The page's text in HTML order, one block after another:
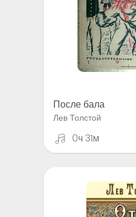
После бала
Лев Толстой
0ч 31м